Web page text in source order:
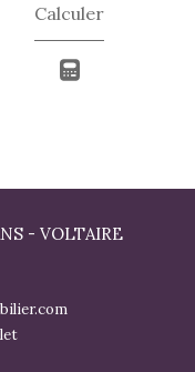
Calculer
- VOLTAIRE